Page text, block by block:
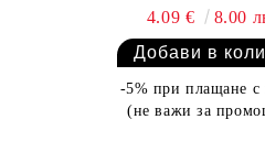
4.09 €
8.00
-5% при плащане с
(не важи за